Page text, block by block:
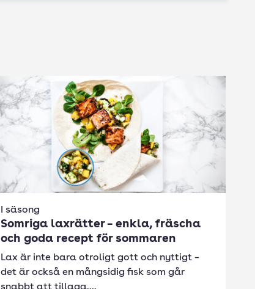
I säsong
Somriga laxrätter – enkla, fräscha
och goda recept för sommaren
Lax är inte bara otroligt gott och nyttigt –
det är också en mångsidig fisk som går